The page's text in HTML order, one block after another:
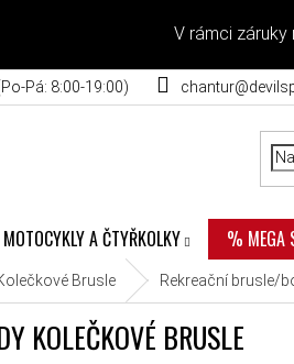
V rámci
MOTOCYKLY A ČTYŘKOLKY % MEGA
Brusle Rekreační brusle/
KOLEČKOVÉ BRUSLE